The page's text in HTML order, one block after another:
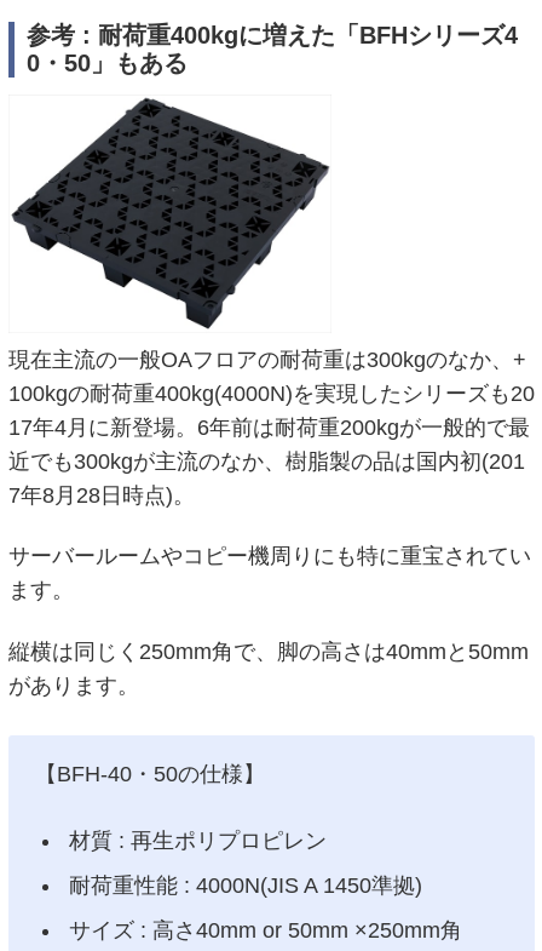
参考 : 耐荷重400kgに増えた「BFHシリーズ4
0・50」もある
現在主流の一般OAフロアの耐荷重は300kgのなか、+
100kgの耐荷重400kg(4000N)を実現したシリーズも20
17年4月に新登場。6年前は耐荷重200kgが一般的で最
近でも300kgが主流のなか、樹脂製の品は国内初(201
7年8月28日時点)。
サーバールームやコピー機周りにも特に重宝されてい
ます。
縦横は同じく250mm角で、脚の高さは40mmと50mm
があります。
【BFH-40・50の仕様】
材質 : 再生ポリプロピレン
耐荷重性能 : 4000N(JIS A 1450準拠)
サイズ : 高さ40mm or 50mm ×250mm角